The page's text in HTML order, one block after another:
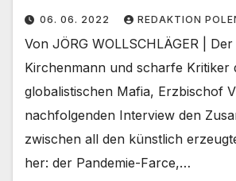
06. 06. 2022 REDAKTION
Von JÖRG WOLLSCHLÄGER |
Kirchenmann und scharfe Kritiker
globalistischen Mafia, Erzbischof
nachfolgenden Interview den
zwischen all den künstlich
her: der Pandemie-Farce,…